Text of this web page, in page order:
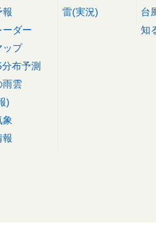
報
ーダー
ップ
布予測
雨雲
)
報
雷(実況)
台
知